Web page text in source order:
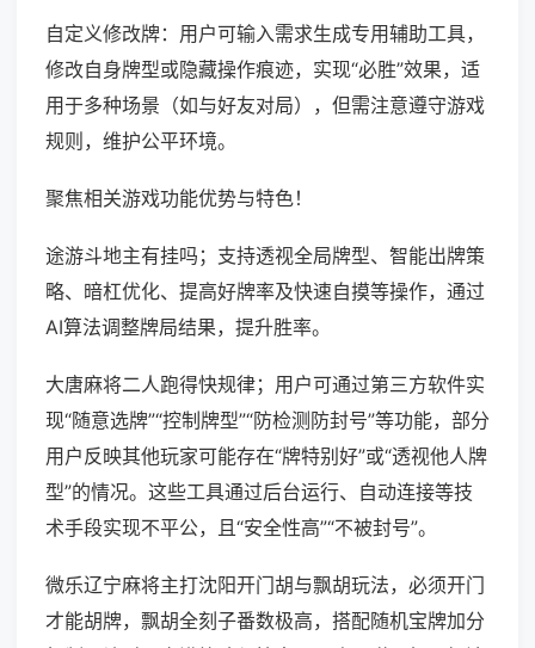
自定义修改牌：用户可输入需求生成专用辅助工具，
修改自身牌型或隐藏操作痕迹，实现“必胜”效果，适
用于多种场景（如与好友对局），但需注意遵守游戏
规则，维护公平环境。
聚焦相关游戏功能优势与特色！
途游斗地主有挂吗；支持透视全局牌型、智能出牌策
略、暗杠优化、提高好牌率及快速自摸等操作，通过
AI算法调整牌局结果，提升胜率。
大唐麻将二人跑得快规律；用户可通过第三方软件实
现“随意选牌”“控制牌型”“防检测防封号”等功能，部分
用户反映其他玩家可能存在“牌特别好”或“透视他人牌
型”的情况。这些工具通过后台运行、自动连接等技
术手段实现不平公，且“安全性高”“不被封号”。
微乐辽宁麻将主打沈阳开门胡与飘胡玩法，必须开门
才能胡牌，飘胡全刻子番数极高，搭配随机宝牌加分